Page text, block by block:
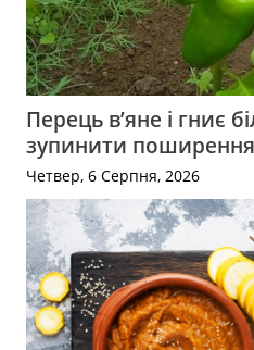
Перець в’яне і гниє
зупинити
Четвер, 6 Серпня, 2026